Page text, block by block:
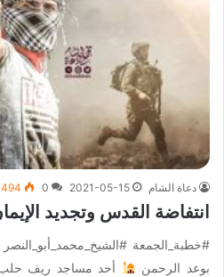
دعاة الشام 2021-05-15
0
انتفاضة القدس وتجديد
#خطبة_الجمعة
بوعد الرحمن